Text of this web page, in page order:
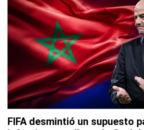
FIFA desmintió un supuesto